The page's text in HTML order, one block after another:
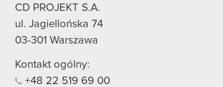
CD PROJEKT S.A.
ul. Jagiellońska 74
03-301 Warszawa
Kontakt ogólny:
+48 22 519 69 00